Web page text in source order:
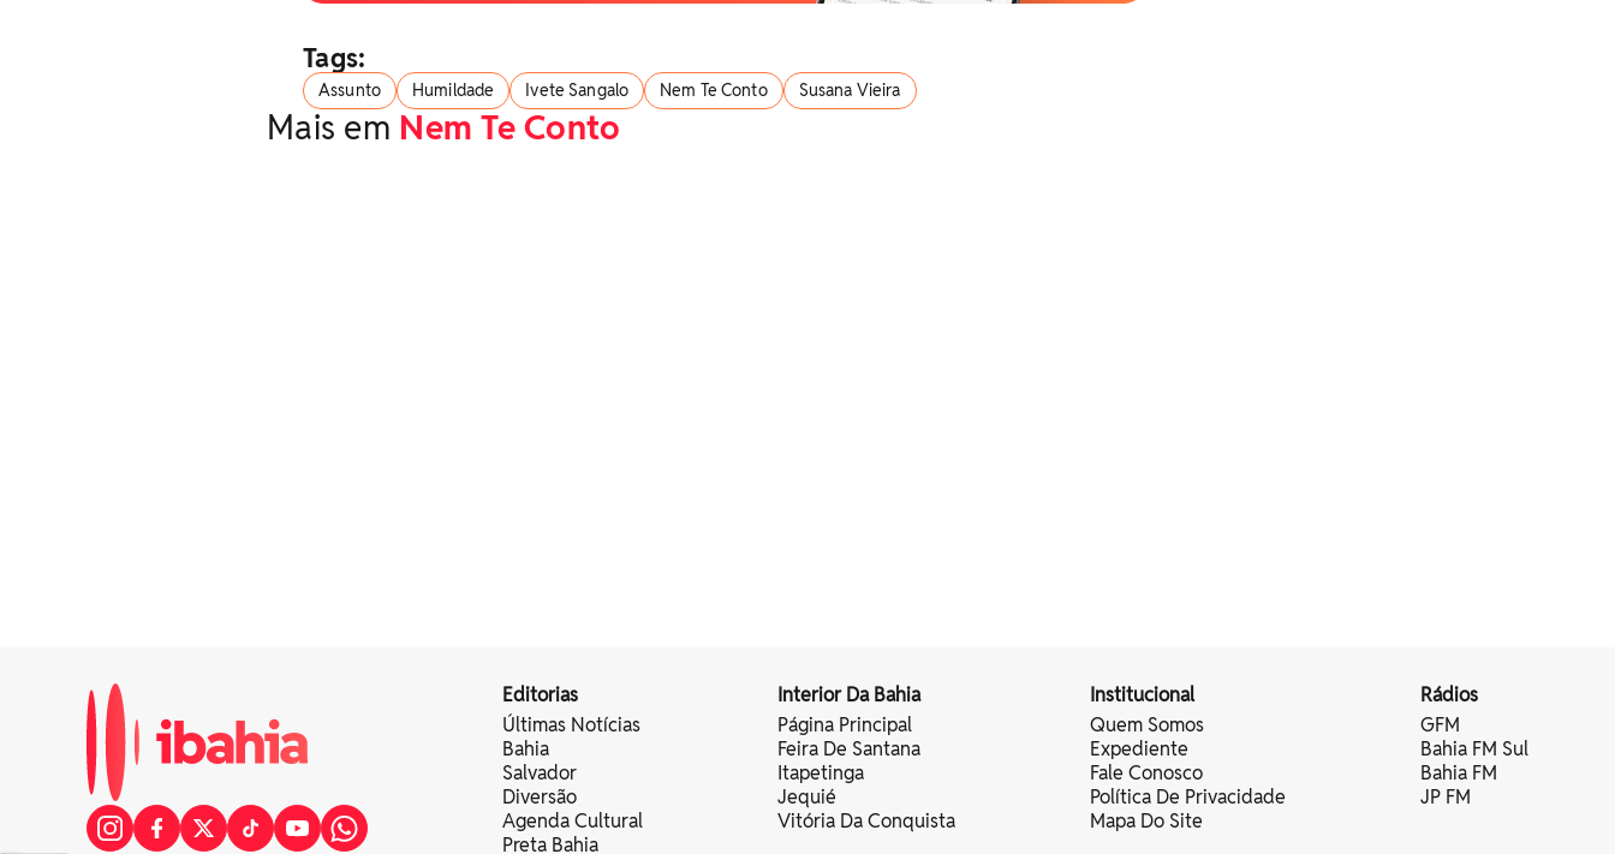
Tags:
Assunto Humildade Ivete Sangalo Nem Te Conto Susana Vieira
Mais em Nem Te Conto
Editorias
Últimas Notícias
Bahia
Salvador
Diversão
Agenda Cultural
Preta Bahia
Interior Da Bahia
Página Principal
Feira De Santana
Itapetinga
Jequié
Vitória Da Conquista
Institucional
Quem Somos
Expediente
Fale Conosco
Política De Privacidade
Mapa Do Site
Rádios
GFM
Bahia FM Sul
Bahia FM
JP FM